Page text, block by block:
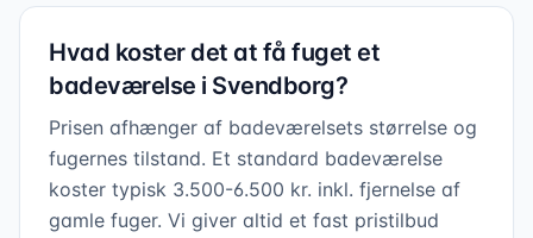
Hvad koster det at få fuget et
badeværelse i Svendborg?
Prisen afhænger af badeværelsets størrelse og
fugernes tilstand. Et standard badeværelse
koster typisk 3.500-6.500 kr. inkl. fjernelse af
gamle fuger. Vi giver altid et fast pristilbud